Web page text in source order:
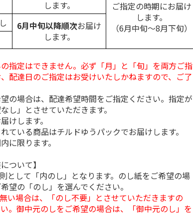
します。
ご指定の時期にお届け
します。
（6月中旬～8月下旬）
6月中旬以降順次お届け
します。
指定はできません。必ず「月」と「旬」を両方ご指
配達日のご指定はお受けいたしかねますので、ご了
の場合は、配達希望時間をご指定ください。指定が
し」とさせていただきます。
けします。
ている商品はチルドゆうパックでお届けします。
に限ります。
ついて】
として「内のし」となります。のし紙をご希望の場
望の「のし」を選んでください。
い場合は、「のし不要」とさせていただきますの
。御中元のしをご希望の場合は、「御中元のし」を